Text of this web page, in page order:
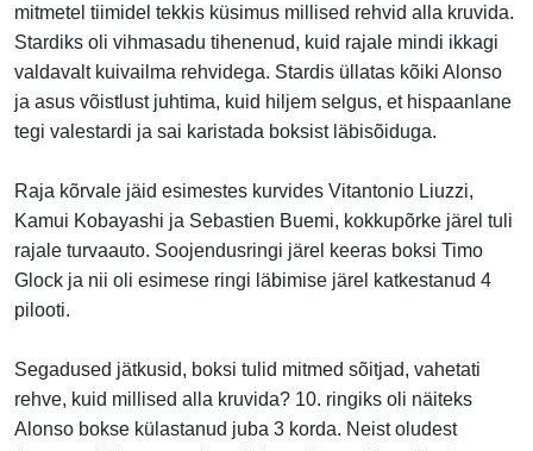
mitmetel tiimidel tekkis küsimus millised rehvid alla kruvida.
Stardiks oli vihmasadu tihenenud, kuid rajale mindi ikkagi
valdavalt kuivailma rehvidega. Stardis üllatas kõiki Alonso
ja asus võistlust juhtima, kuid hiljem selgus, et hispaanlane
tegi valestardi ja sai karistada boksist läbisõiduga.
Raja kõrvale jäid esimestes kurvides Vitantonio Liuzzi,
Kamui Kobayashi ja Sebastien Buemi, kokkupõrke järel tuli
rajale turvaauto. Soojendusringi järel keeras boksi Timo
Glock ja nii oli esimese ringi läbimise järel katkestanud 4
pilooti.
Segadused jätkusid, boksi tulid mitmed sõitjad, vahetati
rehve, kuid millised alla kruvida? 10. ringiks oli näiteks
Alonso bokse külastanud juba 3 korda. Neist oludest